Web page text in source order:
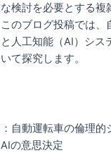
検討を必要とする複
のブログ投稿では、
人工知能（AI）シス
て探究します。
自動運転車の倫理的
の意思決定